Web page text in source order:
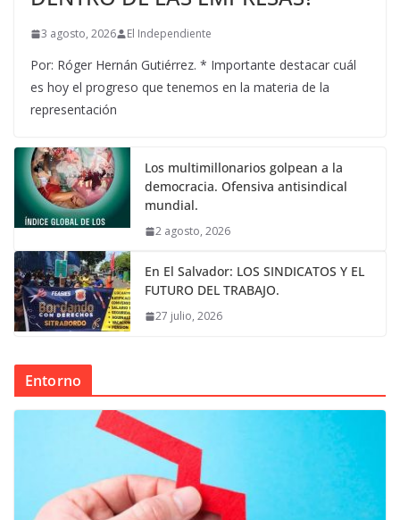
3 agosto, 2026 El Independiente
Por: Róger Hernán Gutiérrez. * Importante destacar cuál
es hoy el progreso que tenemos en la materia de la
representación
Los multimillonarios golpean a la
democracia. Ofensiva antisindical
mundial.
2 agosto, 2026
En El Salvador: LOS SINDICATOS Y EL
FUTURO DEL TRABAJO.
27 julio, 2026
Entorno